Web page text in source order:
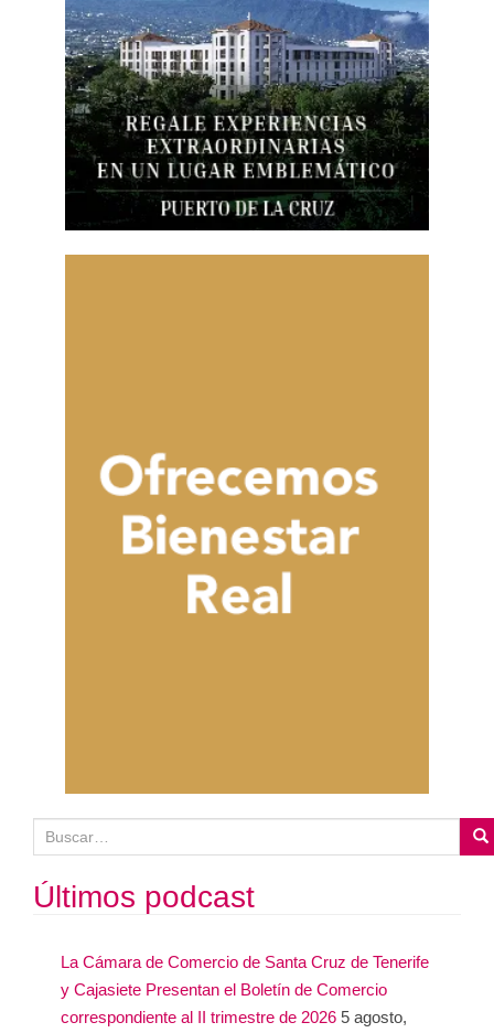
u
s
c
Últimos podcast
La Cámara de Comercio de Santa Cruz de Tenerife
y Cajasiete Presentan el Boletín de Comercio
correspondiente al II trimestre de 2026 5 agosto,